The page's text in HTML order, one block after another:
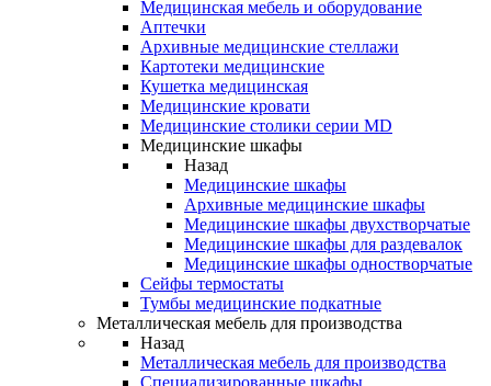
Медицинская мебель и оборудование
Аптечки
Архивные медицинские стеллажи
Картотеки медицинские
Кушетка медицинская
Медицинские кровати
Медицинские столики серии MD
Медицинские шкафы
Назад
Медицинские шкафы
Архивные медицинские шкафы
Медицинские шкафы двухстворчатые
Медицинские шкафы для раздевалок
Медицинские шкафы одностворчатые
Сейфы термостаты
Тумбы медицинские подкатные
Металлическая мебель для производства
Назад
Металлическая мебель для производства
Cпециализированные шкафы